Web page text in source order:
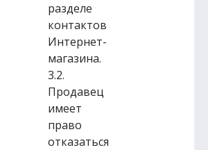
разделе
контактов
Интернет-
магазина.
3.2.
Продавец
имеет
право
отказаться